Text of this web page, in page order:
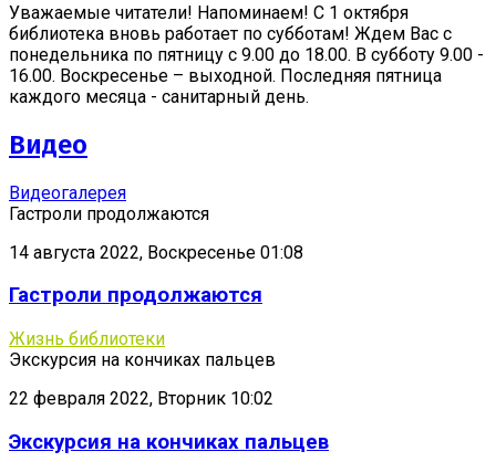
Уважаемые читатели! Напоминаем! С 1 октября
библиотека вновь работает по субботам! Ждем Вас с
понедельника по пятницу с 9.00 до 18.00. В субботу 9.00 -
16.00. Воскресенье – выходной. Последняя пятница
каждого месяца - санитарный день.
Видео
Видеогалерея
Гастроли продолжаются
14 августа 2022, Воскресенье 01:08
Гастроли продолжаются
Жизнь библиотеки
Экскурсия на кончиках пальцев
22 февраля 2022, Вторник 10:02
Экскурсия на кончиках пальцев